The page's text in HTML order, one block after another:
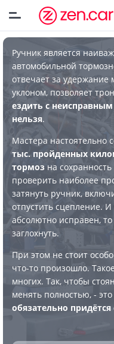
Ручник является
автомобильной
отвечает за
уклоном, позволяет
ездить с
нельзя.
Мастера настоятельно
тыс. пройденных
тормоз на
проверить наиболее
затянуть ручник,
отпустить сцепление.
абсолютно исправен,
заглохнуть.
При этом не стоит
что-то произошло.
многих. Так, чтобы
менять полностью, -
обязательно